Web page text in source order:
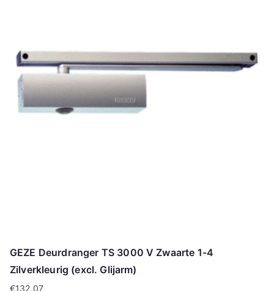
GEZE Deurdranger TS 3000 V Zwaarte 1-4
Zilverkleurig (excl. Glijarm)
€132.07